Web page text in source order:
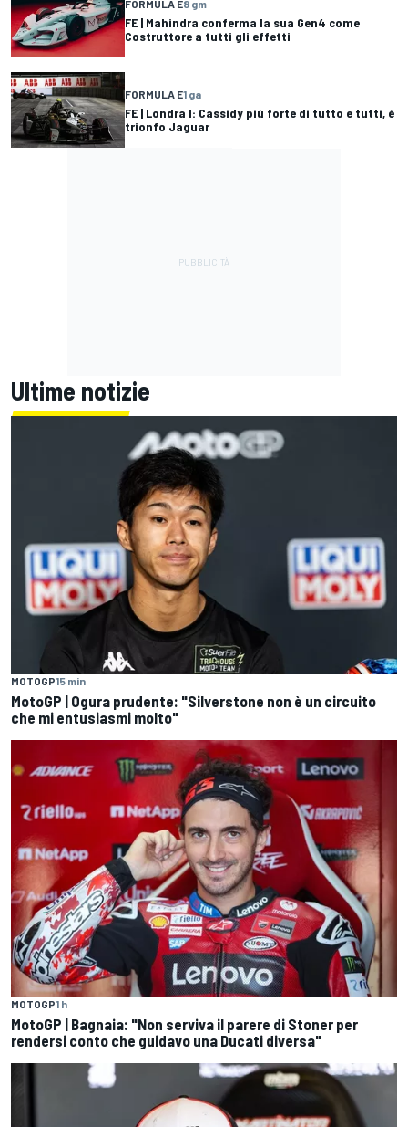
FORMULA E8 gm
FE | Mahindra conferma la sua Gen4 come
Costruttore a tutti gli effetti
FORMULA E1 ga
FE | Londra I: Cassidy più forte di tutto e tutti, è
trionfo Jaguar
Ultime notizie
MOTOGP15 min
MotoGP | Ogura prudente: "Silverstone non è un circuito
che mi entusiasmi molto"
MOTOGP1 h
MotoGP | Bagnaia: "Non serviva il parere di Stoner per
rendersi conto che guidavo una Ducati diversa"